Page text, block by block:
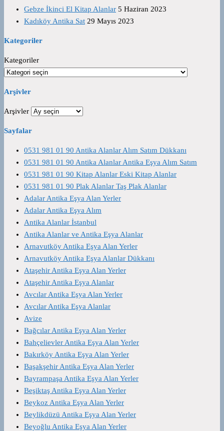
Gebze İkinci El Kitap Alanlar 5 Haziran 2023
Kadıköy Antika Sat 29 Mayıs 2023
Kategoriler
Kategoriler
Arşivler
Arşivler
Sayfalar
0531 981 01 90 Antika Alanlar Alım Satım Dükkanı
0531 981 01 90 Antika Alanlar Antika Eşya Alım Satım
0531 981 01 90 Kitap Alanlar Eski Kitap Alanlar
0531 981 01 90 Plak Alanlar Taş Plak Alanlar
Adalar Antika Eşya Alan Yerler
Adalar Antika Eşya Alım
Antika Alanlar İstanbul
Antika Alanlar ve Antika Eşya Alanlar
Arnavutköy Antika Eşya Alan Yerler
Arnavutköy Antika Eşya Alanlar Dükkanı
Ataşehir Antika Eşya Alan Yerler
Ataşehir Antika Eşya Alanlar
Avcılar Antika Eşya Alan Yerler
Avcılar Antika Eşya Alanlar
Avize
Bağcılar Antika Eşya Alan Yerler
Bahçelievler Antika Eşya Alan Yerler
Bakırköy Antika Eşya Alan Yerler
Başakşehir Antika Eşya Alan Yerler
Bayrampaşa Antika Eşya Alan Yerler
Beşiktaş Antika Eşya Alan Yerler
Beykoz Antika Eşya Alan Yerler
Beylikdüzü Antika Eşya Alan Yerler
Beyoğlu Antika Eşya Alan Yerler